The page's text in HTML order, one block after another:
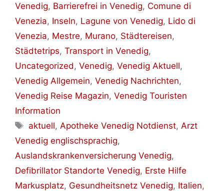
Venedig, Barrierefrei in Venedig, Comune di
Venezia, Inseln, Lagune von Venedig, Lido di
Venezia, Mestre, Murano, Städtereisen,
Städtetrips, Transport in Venedig,
Uncategorized , Venedig, Venedig Aktuell,
Venedig Allgemein, Venedig Nachrichten,
Venedig Reise Magazin, Venedig Touristen
Information
Schlagwörter
aktuell, Apotheke Venedig Notdienst, Arzt
Venedig englischsprachig,
Auslandskrankenversicherung Venedig,
Defibrillator Standorte Venedig, Erste Hilfe
Markusplatz, Gesundheitsnetz Venedig, Italien,